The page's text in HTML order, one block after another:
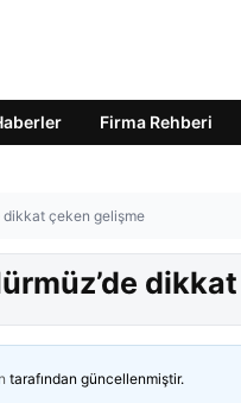
Firma Rehberi
dikkat çeken gelişme
tarafından güncellenmiştir.